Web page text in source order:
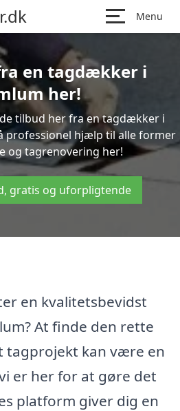
Menu
en tagdækker i
her!
tilbud her fra en tagdækker i
professionel hjælp til alle former
og tagrenovering her!
gratis og uforpligtende
en kvalitetsbevidst
At finde den rette
kan være en
er her for at gøre det
platform giver dig en